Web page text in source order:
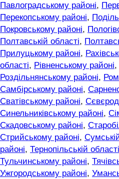
Павлоградському районі,
Перекопському районі,
Покровському районі,
Полтавській області,
Прилуцькому районі,
області, Рівненському районі,
Роздільнянському районі,
Самбірському районі,
Сватівському районі,
Синельниківському районі,
Скадовському районі,
Стрийському районі,
районі, Тернопільській області
Тульчинському районі,
Ужгородському районі,